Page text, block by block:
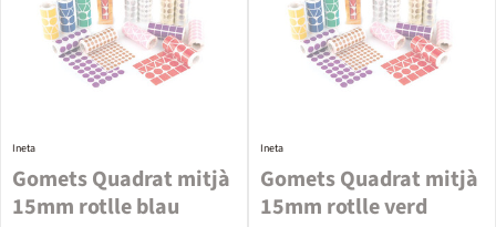
Gomets Quadrat mitjà
15mm rotlle blau
Ineta
Gomets Quadrat mitjà
15mm rotlle verd
Ineta